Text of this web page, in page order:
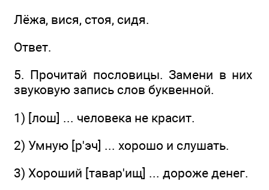
Лёжа, вися, стоя, сидя.
Ответ.
5. Прочитай пословицы. Замени в них
звуковую запись слов буквенной.
1) [лош] ... человека не красит.
2) Умную [р'эч] ... хорошо и слушать.
3) Хороший [тавар'ищ] ... дороже денег.